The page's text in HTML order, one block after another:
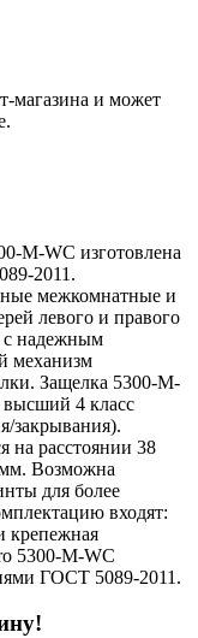
магазина и может
M-WC изготовлена
2011.
межкомнатные и
левого и правого
с надежным
механизм
Защелка 5300-M-
4 класс
закрывания).
на расстоянии 38
мм. Возможна
для более
входят:
крепежная
5300-M-WC
ГОСТ 5089-2011.